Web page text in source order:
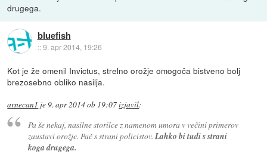
drugega.
bluefish
::9. apr 2014, 19:26
Kot je že omenil Invictus, strelno orožje omogoča bistveno bolj
brezosebno obliko nasilja.
arnecan1 je9. apr 2014 ob 19:07izjavil:
Pa še nekaj, nasilne storilce z namenom umora v večini primerov
zaustavi orožje. Pač s strani policistov. Lahko bi tudi s strani
koga drugega.